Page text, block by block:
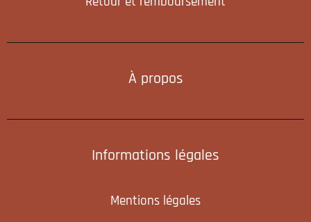
À propos
Informations légales
Mentions légales